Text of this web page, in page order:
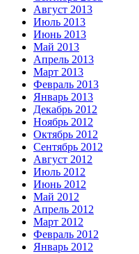
Август 2013
Июль 2013
Июнь 2013
Май 2013
Апрель 2013
Март 2013
Февраль 2013
Январь 2013
Декабрь 2012
Ноябрь 2012
Октябрь 2012
Сентябрь 2012
Август 2012
Июль 2012
Июнь 2012
Май 2012
Апрель 2012
Март 2012
Февраль 2012
Январь 2012